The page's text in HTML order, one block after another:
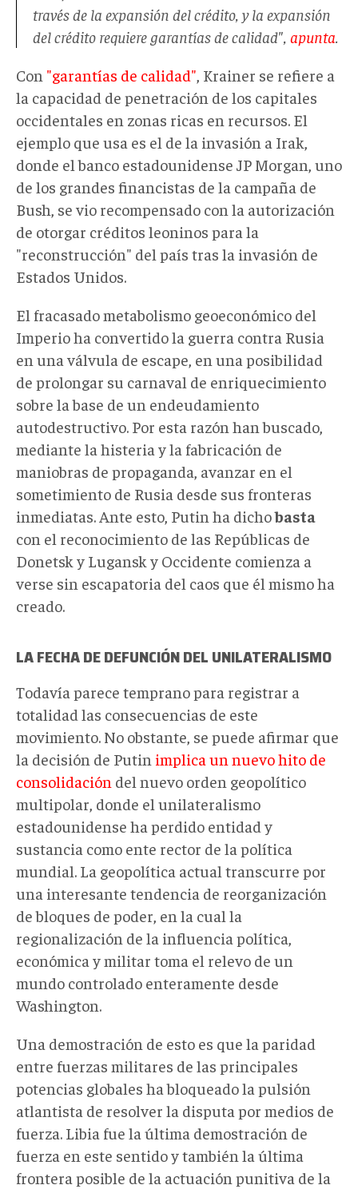
través de la expansión del crédito, y la expansión
del crédito requiere garantías de calidad", apunta.
Con "garantías de calidad", Krainer se refiere a
la capacidad de penetración de los capitales
occidentales en zonas ricas en recursos. El
ejemplo que usa es el de la invasión a Irak,
donde el banco estadounidense JP Morgan, uno
de los grandes financistas de la campaña de
Bush, se vio recompensado con la autorización
de otorgar créditos leoninos para la
"reconstrucción" del país tras la invasión de
Estados Unidos.
El fracasado metabolismo geoeconómico del
Imperio ha convertido la guerra contra Rusia
en una válvula de escape, en una posibilidad
de prolongar su carnaval de enriquecimiento
sobre la base de un endeudamiento
autodestructivo. Por esta razón han buscado,
mediante la histeria y la fabricación de
maniobras de propaganda, avanzar en el
sometimiento de Rusia desde sus fronteras
inmediatas. Ante esto, Putin ha dichobasta
con el reconocimiento de las Repúblicas de
Donetsk y Lugansk y Occidente comienza a
verse sin escapatoria del caos que él mismo ha
creado.
LA FECHA DE DEFUNCIÓN DEL UNILATERALISMO
Todavía parece temprano para registrar a
totalidad las consecuencias de este
movimiento. No obstante, se puede afirmar que
la decisión de Putin implica un nuevo hito de
consolidación del nuevo orden geopolítico
multipolar, donde el unilateralismo
estadounidense ha perdido entidad y
sustancia como ente rector de la política
mundial. La geopolítica actual transcurre por
una interesante tendencia de reorganización
de bloques de poder, en la cual la
regionalización de la influencia política,
económica y militar toma el relevo de un
mundo controlado enteramente desde
Washington.
Una demostración de esto es que la paridad
entre fuerzas militares de las principales
potencias globales ha bloqueado la pulsión
atlantista de resolver la disputa por medios de
fuerza. Libia fue la última demostración de
fuerza en este sentido y también la última
frontera posible de la actuación punitiva de la